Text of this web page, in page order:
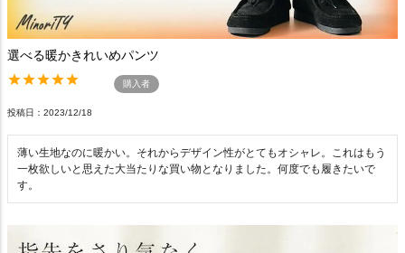
選べる暖かきれいめパンツ
購入者
投稿日 2023/12/18
薄い生地なのに暖かい。それからデザイン性がとてもオシャレ。これはもう
一枚欲しいと思えた大当たりな買い物となりました。何度でも履きたいで
す。